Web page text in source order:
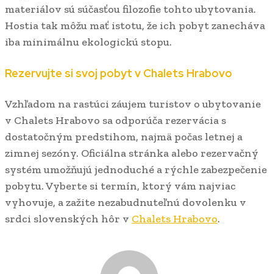
materiálov sú súčasťou filozofie tohto ubytovania.
Hostia tak môžu mať istotu, že ich pobyt zanecháva
iba minimálnu ekologickú stopu.
Rezervujte si svoj pobyt v Chalets Hrabovo
Vzhľadom na rastúci záujem turistov o ubytovanie
v Chalets Hrabovo sa odporúča rezervácia s
dostatočným predstihom, najmä počas letnej a
zimnej sezóny. Oficiálna stránka alebo rezervačný
systém umožňujú jednoduché a rýchle zabezpečenie
pobytu. Vyberte si termín, ktorý vám najviac
vyhovuje, a zažite nezabudnuteľnú dovolenku v
srdci slovenských hôr v Chalets Hrabovo.